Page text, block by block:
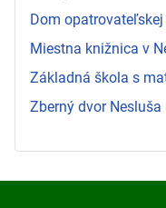
Dom
Miestna knižnica v
Základná škola s
Zberný dvor Nesluša